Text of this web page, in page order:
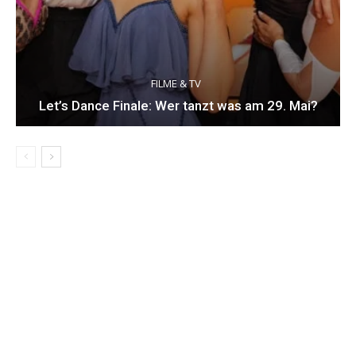
FILME & TV
Let’s Dance Finale: Wer tanzt was am 29. Mai?